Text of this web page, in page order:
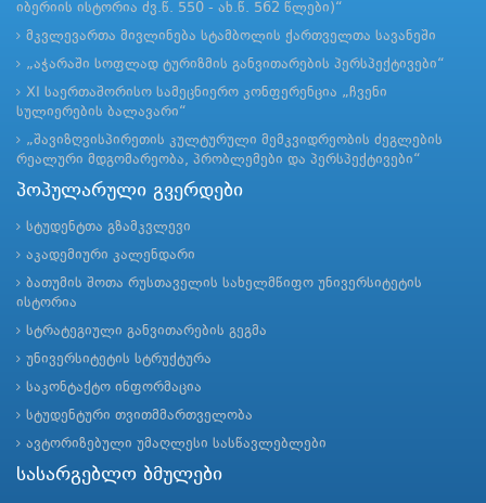
იბერიის ისტორია ძვ.წ. 550 - ახ.წ. 562 წლები)“
მკვლევართა მივლინება სტამბოლის ქართველთა სავანეში
„აჭარაში სოფლად ტურიზმის განვითარების პერსპექტივები“
XI საერთაშორისო სამეცნიერო კონფერენცია „ჩვენი
სულიერების ბალავარი“
„შავიზღვისპირეთის კულტურული მემკვიდრეობის ძეგლების
რეალური მდგომარეობა, პრობლემები და პერსპექტივები“
პოპულარული გვერდები
სტუდენტთა გზამკვლევი
აკადემიური კალენდარი
ბათუმის შოთა რუსთაველის სახელმწიფო უნივერსიტეტის
ისტორია
სტრატეგიული განვითარების გეგმა
უნივერსიტეტის სტრუქტურა
საკონტაქტო ინფორმაცია
სტუდენტური თვითმმართველობა
ავტორიზებული უმაღლესი სასწავლებლები
სასარგებლო ბმულები